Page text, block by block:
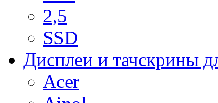
2,5
SSD
Дисплеи и тачскрины
Acer